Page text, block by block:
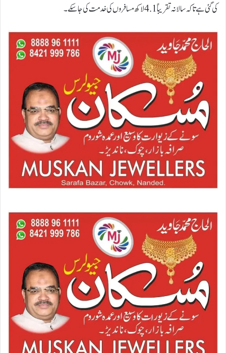
کی گئی ہے تاکہ سالانہ تقریباً 4.1 لاکھ مسافروں کی خدمت کی جا سکے۔